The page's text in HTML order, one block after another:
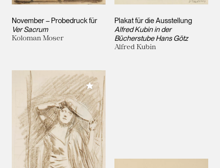
November – Probedruck für
Ver Sacrum
Koloman Moser
Plakat für die Ausstellung
Alfred Kubin in der
Bücherstube Hans Götz
Alfred Kubin
Meiner Sammlung hinzufügen